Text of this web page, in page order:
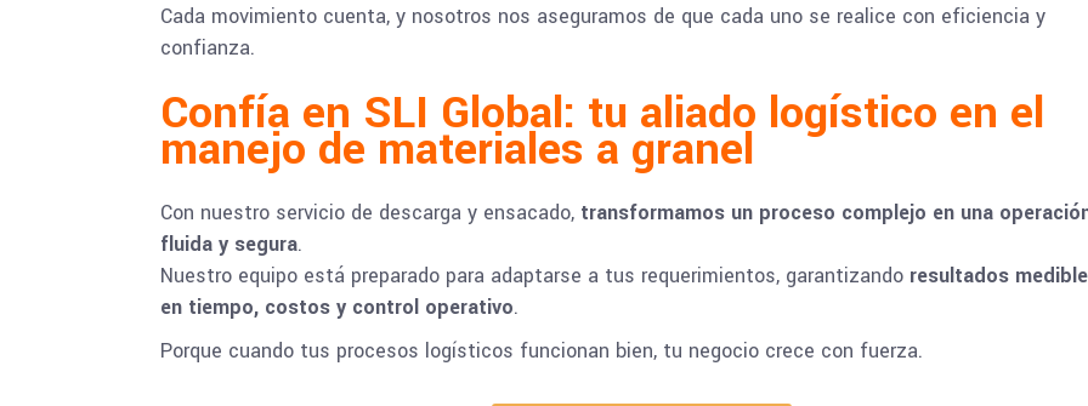
Cada movimiento cuenta, y nosotros nos aseguramos de que cada uno se realice con eficiencia y
confianza.
Confía en SLI Global: tu aliado logístico en el
manejo de materiales a granel
Con nuestro servicio de descarga y ensacado, transformamos un proceso complejo en una
fluida y segura.
Nuestro equipo está preparado para adaptarse a tus requerimientos, garantizando resultados
en tiempo, costos y control operativo.
Porque cuando tus procesos logísticos funcionan bien, tu negocio crece con fuerza.